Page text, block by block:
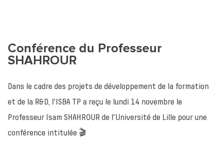
Conférence du Professeur
SHAHROUR
Dans le cadre des projets de développement de la formation
et de la R&D, l’ISBA TP a reçu le lundi 14 novembre le
Professeur Isam SHAHROUR de l’Université de Lille pour une
conférence intitulée 🎬